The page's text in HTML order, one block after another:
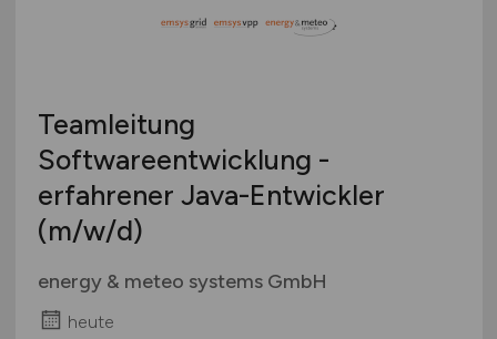
Studentenjobs / Werkstudenten
Mecklenburg-Vorpommern
Niedersachsen
Nordrhein-Westfalen
Rheinland-Pfalz
Sachsen
Sachsen-Anhalt
Teamleitung
Softwareentwicklung -
erfahrener Java-Entwickler
(m/w/d)
energy & meteo systems GmbH
heute